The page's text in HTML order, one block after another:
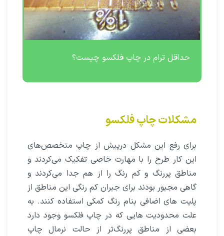
حداقل ترام در چاپ فلکسو چیست؟
مشکلات چاپ فلکسو
برای رفع این مشکل درپیش از چاپ متخصص‌های
این کار طرح را با مهارت خاصی تفکیک می‌کردند و
مناطق پررنگ و کم رنگ را از هم جدا می‌کردند و
گاهی مجبور بودند برای جبران کم رنگی این مناطق از
پلیت های اضافی بنام رنگ کمکی استفاده کنند. به
علت محدودیت هایی که در چاپ فلکسو وجود دارد
بعضی از مناطق پررنگ‌تر از حالت نرمال چاپ